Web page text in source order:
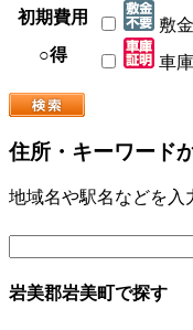
初期費用
敷
○得
車
住所・キーワード
地域名や駅名などを入
岩美郡岩美町で探す